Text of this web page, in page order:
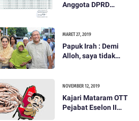
Anggota DPRD
MARET 27, 2019
Papuk Irah : Demi
Alloh, saya tidak
itu bohong
NOVEMBER 12, 2019
Kajari Mataram OTT
Pejabat Eselon II